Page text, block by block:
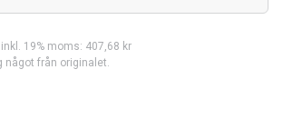
19% moms: 407,68 kr
något från originalet.